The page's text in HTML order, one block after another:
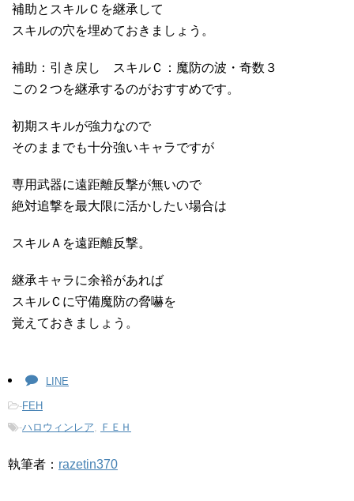
補助とスキルＣを継承して
スキルの穴を埋めておきましょう。
補助：引き戻し スキルＣ：魔防の波・奇数３
この２つを継承するのがおすすめです。
初期スキルが強力なので
そのままでも十分強いキャラですが
専用武器に遠距離反撃が無いので
絶対追撃を最大限に活かしたい場合は
スキルＡを遠距離反撃。
継承キャラに余裕があれば
スキルＣに守備魔防の脅嚇を
覚えておきましょう。
LINE
-FEH
-ハロウィンレア, ＦＥＨ
執筆者： razetin370